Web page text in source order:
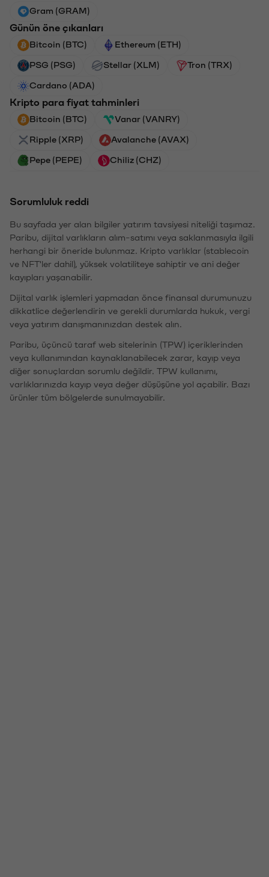
Gram (GRAM)
Günün öne çıkanları
Bitcoin (BTC) Ethereum (ETH)
PSG (PSG) Stellar (XLM) Tron (TRX)
Cardano (ADA)
Kripto para fiyat tahminleri
Bitcoin (BTC) Vanar (VANRY)
Ripple (XRP) Avalanche (AVAX)
Pepe (PEPE) Chiliz (CHZ)
Sorumluluk reddi
Bu sayfada yer alan bilgiler yatırım tavsiyesi niteliği taşımaz.
Paribu, dijital varlıkların alım-satımı veya saklanmasıyla ilgili
herhangi bir öneride bulunmaz. Kripto varlıklar (stablecoin
ve NFT'ler dahil), yüksek volatiliteye sahiptir ve ani değer
kayıpları yaşanabilir.
Dijital varlık işlemleri yapmadan önce finansal durumunuzu
dikkatlice değerlendirin ve gerekli durumlarda hukuk, vergi
veya yatırım danışmanınızdan destek alın.
Paribu, üçüncü taraf web sitelerinin (TPW) içeriklerinden
veya kullanımından kaynaklanabilecek zarar, kayıp veya
diğer sonuçlardan sorumlu değildir. TPW kullanımı,
varlıklarınızda kayıp veya değer düşüşüne yol açabilir. Bazı
ürünler tüm bölgelerde sunulmayabilir.